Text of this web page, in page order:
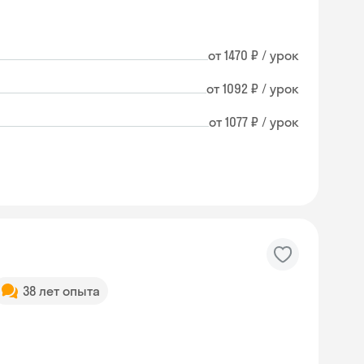
от 1470 ₽ / урок
от 1092 ₽ / урок
от 1077 ₽ / урок
38 лет опыта